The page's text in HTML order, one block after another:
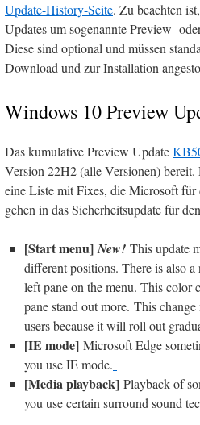
Update-History-Seite. Zu beachten
Updates um sogenannte Preview-
Diese sind optional und müssen
Download und zur Installation
Windows 10 Preview
Das kumulative Preview Update
Version 22H2 (alle Versionen)
eine Liste mit Fixes, die Microsoft für
gehen in das Sicherheitsupdate für
[Start menu]New! This update
different positions. There is also
left pane on the menu. This color
pane stand out more. This
users because it will roll out
[IE mode] Microsoft Edge
you use IE mode.
[Media playback] Playback of
you use certain surround sound